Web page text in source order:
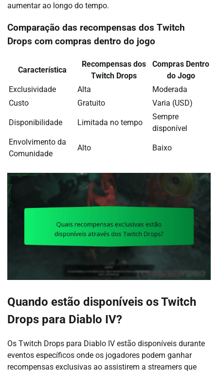
aumentar ao longo do tempo.
Comparação das recompensas dos Twitch
Drops com compras dentro do jogo
Característica
Recompensas dos
Twitch Drops
Compras Dentro
do Jogo
Exclusividade
Alta
Moderada
Custo
Gratuito Varia (USD)
Disponibilidade Limitada no tempo
Sempre
disponível
Envolvimento da
Comunidade
Alto Baixo
Quando estão disponíveis os Twitch
Drops para Diablo IV?
Os Twitch Drops para Diablo IV estão disponíveis durante
eventos específicos onde os jogadores podem ganhar
recompensas exclusivas ao assistirem a streamers que